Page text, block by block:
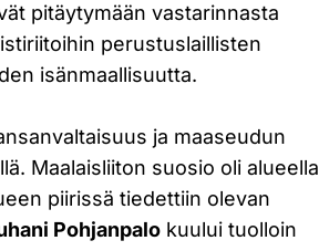
pitäytymään vastarinnasta
perustuslaillisten
isänmaallisuutta.
ja maaseudun
Maalaisliiton suosio oli alueella
piirissä tiedettiin olevan
Pohjanpalo kuului tuolloin